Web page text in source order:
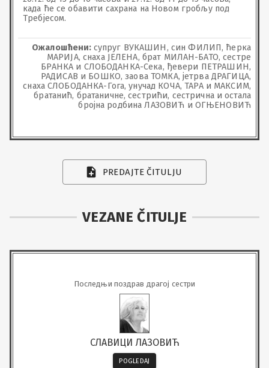
када ће се обавити сахрана на Новом гробљу под
Требјесом.
Ожалошћени: супруг ВУКАШИН, син ФИЛИП, ћерка
МАРИЈА, снаха ЈЕЛЕНА, брат МИЛАН-БАТО, сестре
БРАНКА и СЛОБОДАНКА-Сека, ђевери ПЕТРАШИН,
РАДИСАВ и БОШКО, заова ТОМКА, јетрва ДРАГИЦА,
снаха СЛОБОДАНКА-Гога, унучад КОЧА, ТАРА и МАКСИМ,
братанић, братаничне, сестрићи, сестрична и остала
бројна родбина ЛАЗОВИЋ и ОГЊЕНОВИЋ
PREDAJTE ČITULJU
VEZANE ČITULJE
Последњи поздрав драгој сестри
СЛАВИЦИ ЛАЗОВИЋ
POGLEDAJ